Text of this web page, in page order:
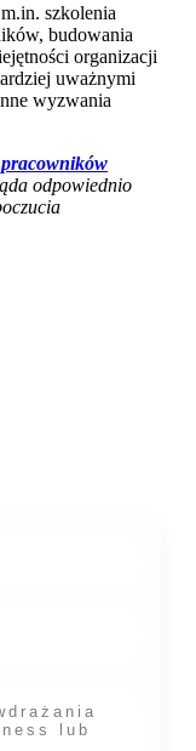
szkolenia
budowania
organizacji
uważnymi
wyzwania
pracowników
odpowiednio